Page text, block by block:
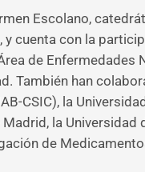
Escolano,
cuenta con la
de
También han
CSIC), la
la
de